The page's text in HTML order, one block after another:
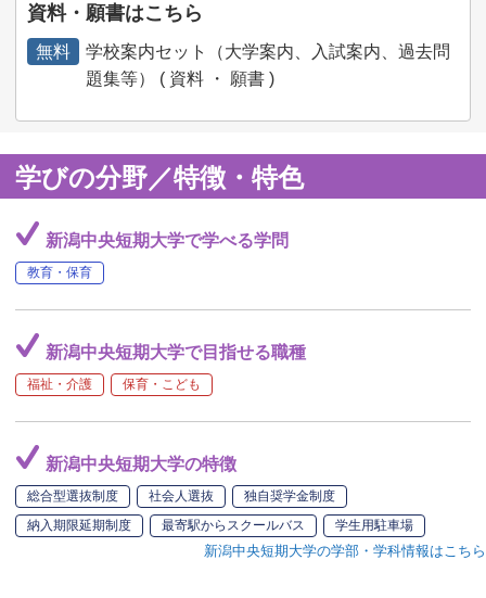
資料・願書はこちら
無料
学校案内セット（大学案内、入試案内、過去問
題集等） ( 資料 ・ 願書 )
学びの分野／特徴・特色
新潟中央短期大学で学べる学問
教育・保育
新潟中央短期大学で目指せる職種
福祉・介護 保育・こども
新潟中央短期大学の特徴
総合型選抜制度 社会人選抜
独自奨学金制度
納入期限延期制度
最寄駅からスクールバス 学生用駐車場
新潟中央短期大学の学部・学科情報はこちら